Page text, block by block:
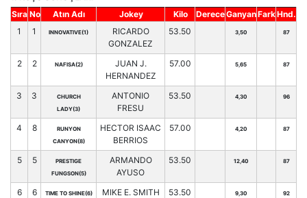
Sıra No Atın Adı Jokey Kilo DereceGanyanFarkHnd.
1
1 INNOVATIVE(1)
RICARDO
GONZALEZ
53.50 3,50 87
2 2 NAFISA(2)
JUAN J.
HERNANDEZ
57.00 5,65 87
3 3
CHURCH
LADY(3)
ANTONIO
FRESU
53.50 4,30 96
4 8
RUNYON
CANYON(8)
HECTOR ISAAC
BERRIOS
57.00 4,20 87
5 5
PRESTIGE
FUNGSON(5)
ARMANDO
AYUSO
53.50 12,40 87
6 6 TIME TO SHINE(6) MIKE E. SMITH 53.50 9,30 92